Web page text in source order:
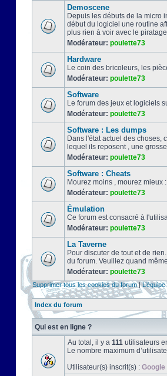
Demoscene
Depuis les débuts de la micro
début du logiciel une routine
plus rien à voir avec le
Modérateur: poulette73
Hardware
Le coin des bricoleurs, les
Modérateur: poulette73
Software
Le forum des jeux et logiciels
Modérateur: poulette73
Software : Les dumps
Dans l'état actuel des choses,
lequel ils reposent , une
Modérateur: poulette73
Software : Cheats
Mourez moins , mourez mieux
Modérateur: poulette73
Émulation
Ce forum est consacré à
Modérateur: poulette73
La Taverne
Pour discuter de tout et de
du forum. Veuillez quand
Modérateur: poulette73
Supprimer tous les cookies du forum|L’équipe
Index du forum
Qui est en ligne ?
Au total, il y a 111 utilisateurs
Le nombre maximum
Utilisateur(s) inscrit(s) : Google